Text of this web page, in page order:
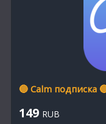
🔵 Calm подписка
149 RUB